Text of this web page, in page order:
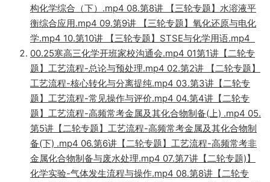
构化学综合（下）.mp4 08.第8讲 【三轮专题】水溶液平
衡综合应用.mp4 09.第9讲 【三轮专题】氧化还原与电化
学.mp4 10.第10讲 【三轮专题】STSE与化学用语.mp4
00.25寒高三化学开班家校沟通会.mp4 01第1讲【二轮专
题】工艺流程-总论与预处理.mp4 02.第2讲 【二轮专题】
工艺流程-核心转化与分离提纯.mp4 03.第3讲【二轮专
题】工艺流程-常见操作与评价.mp4 04.第4讲【二轮专
题】工艺流程-高频常考金属及其化合物制备(上) .mp4 05.
第5讲【二轮专题】工艺流程-高频常考金属及其化合物制
备(下) .mp4 06.第6讲【二轮专题】工艺流程-高频常考非
金属化合物制备与废水处理.mp4 07.第7讲【二轮专题)】
化学实验-气体发生流程与操作.mp4 08.第8讲【二轮专